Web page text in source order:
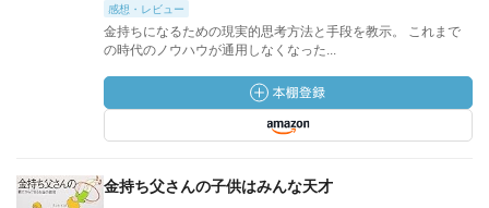
感想・レビュー
金持ちになるための現実的思考方法と手段を教示。 これまで
の時代のノウハウが通用しなくなった...
金持ち父さんの子供はみんな天才